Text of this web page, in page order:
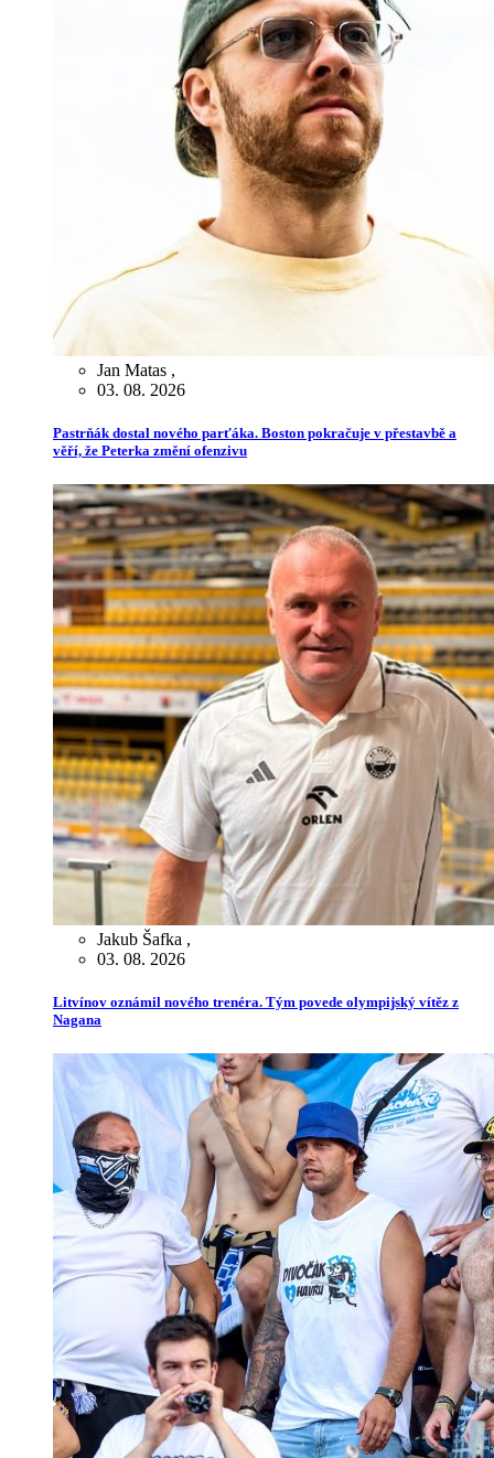
Jan Matas ,
03. 08. 2026
Pastrňák dostal nového parťáka. Boston pokračuje v přestavbě a
věří, že Peterka změní ofenzivu
Jakub Šafka ,
03. 08. 2026
Litvínov oznámil nového trenéra. Tým povede olympijský vítěz z
Nagana